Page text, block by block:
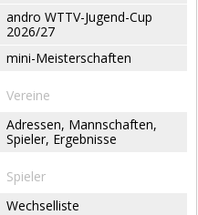
andro WTTV-Jugend-Cup
2026/27
mini-Meisterschaften
Vereine
Adressen, Mannschaften,
Spieler, Ergebnisse
Spieler
Wechselliste